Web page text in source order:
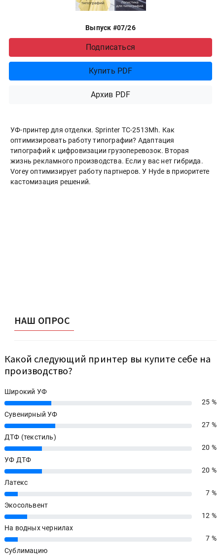
Выпуск #07/26
Подписаться
Купить PDF
Архив PDF
УФ-принтер для отделки. Sprinter ТС-2513Mh. Как
оптимизировать работу типографии? Адаптация
типографий к цифровизации грузоперевозок. Вторая
жизнь рекламного производства. Если у вас нет гибрида.
Vorey оптимизирует работу партнеров. У Hyde в приоритете
кастомизация решений.
НАШ ОПРОС
Какой следующий принтер вы купите себе на
производство?
Широкий УФ
25%
25 %
Сувенирный УФ
27%
27 %
ДТФ (текстиль)
20%
20 %
УФ ДТФ
20%
20 %
Латекс
7%
7 %
Экосольвент
12%
12 %
На водных чернилах
7%
7 %
Сублимацию